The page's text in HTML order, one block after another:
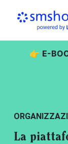
👉 E-
La